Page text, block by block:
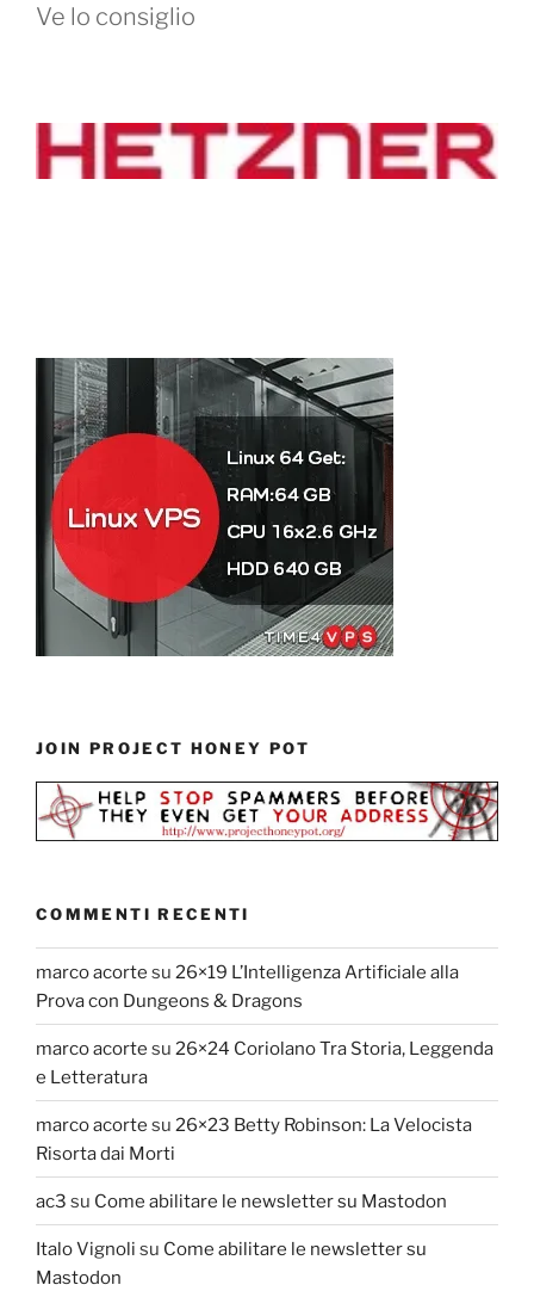
Ve lo consiglio
JOIN PROJECT HONEY POT
COMMENTI RECENTI
marco acorte su 26×19 L’Intelligenza Artificiale alla
Prova con Dungeons & Dragons
marco acorte su 26×24 Coriolano Tra Storia, Leggenda
e Letteratura
marco acorte su 26×23 Betty Robinson: La Velocista
Risorta dai Morti
ac3 su Come abilitare le newsletter su Mastodon
Italo Vignoli su Come abilitare le newsletter su
Mastodon